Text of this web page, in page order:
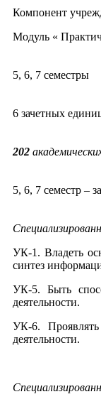
Компонент
Модуль «
5, 6, 7 семестры
6 зачетных
202
5, 6, 7 семестр –
УК-1. Владеть
синтез
УК-5. Быть
деятельности.
УК-6.
деятельности.